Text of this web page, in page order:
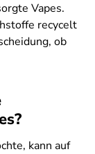
Vapes.
recycelt
ob
kann auf